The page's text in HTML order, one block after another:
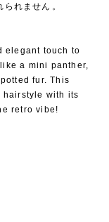
れません⁡。
elegant touch to
a mini panther,
fur. This
hairstyle with its
retro vibe!